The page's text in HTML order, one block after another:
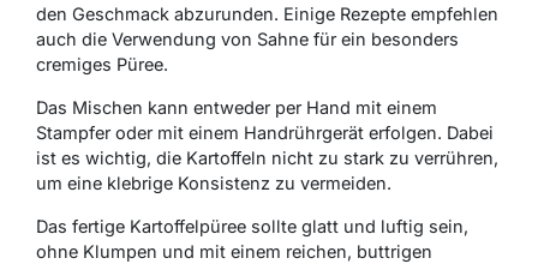
den Geschmack abzurunden. Einige Rezepte empfehlen
auch die Verwendung von Sahne für ein besonders
cremiges Püree.
Das Mischen kann entweder per Hand mit einem
Stampfer oder mit einem Handrührgerät erfolgen. Dabei
ist es wichtig, die Kartoffeln nicht zu stark zu verrühren,
um eine klebrige Konsistenz zu vermeiden.
Das fertige Kartoffelpüree sollte glatt und luftig sein,
ohne Klumpen und mit einem reichen, buttrigen